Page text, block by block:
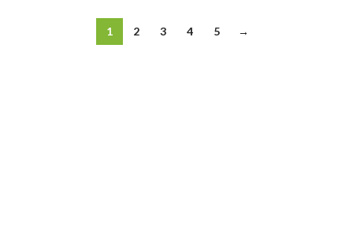
1 2 3 4 5 →